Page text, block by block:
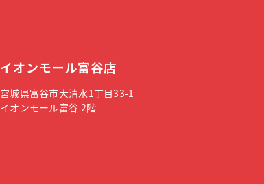
イオンモール富谷店
宮城県富谷市大清水1丁目33-1
イオンモール富谷 2階